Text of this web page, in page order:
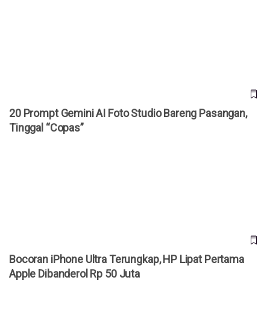
20 Prompt Gemini AI Foto Studio Bareng Pasangan,
Tinggal “Copas”
Bocoran iPhone Ultra Terungkap, HP Lipat Pertama
Apple Dibanderol Rp 50 Juta